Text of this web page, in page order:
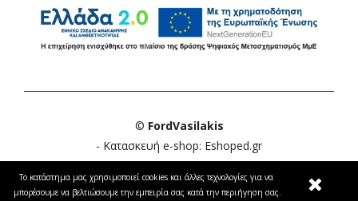
© FordVasilakis
- Κατασκευή e-shop: Eshoped.gr
Το κατάστημα μας χρησιμοποιεί cookies και άλλες τεχνολογίες για να
μπορέσουμε να βελτιώσουμε την εμπειρία σας κατά την περιήγηση σας.